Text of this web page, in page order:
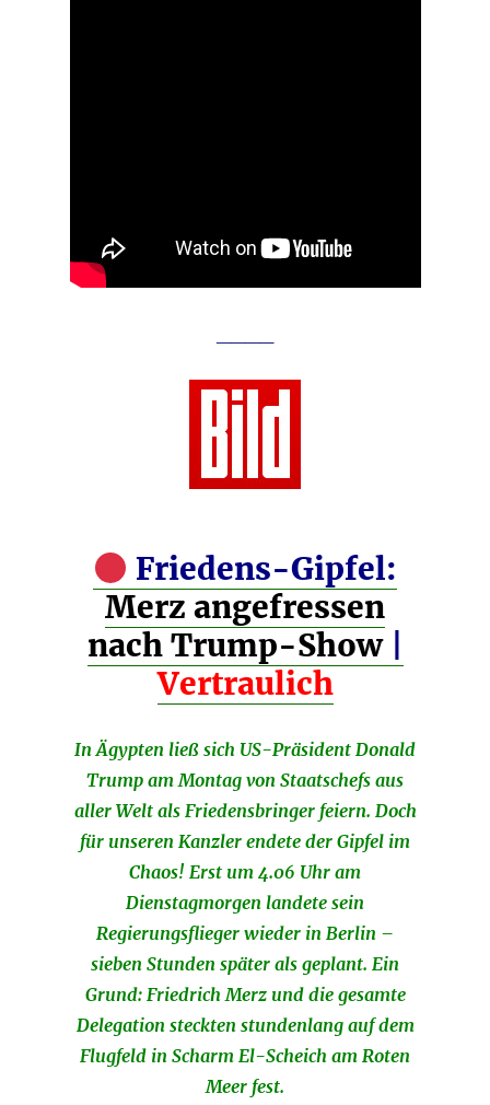
Friedens-Gipfel:
Merz angefressen
nach Trump-Show|
Vertraulich
In Ägypten ließ sich US-Präsident Donald
Trump am Montag von Staatschefs aus
aller Welt als Friedensbringer feiern. Doch
für unseren Kanzler endete der Gipfel im
Chaos! Erst um 4.06 Uhr am
Dienstagmorgen landete sein
Regierungsflieger wieder in Berlin –
sieben Stunden später als geplant. Ein
Grund: Friedrich Merz und die gesamte
Delegation steckten stundenlang auf dem
Flugfeld in Scharm El-Scheich am Roten
Meer fest.